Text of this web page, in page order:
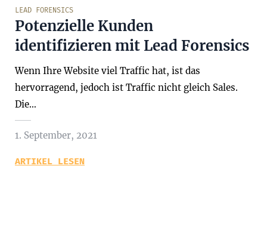
LEAD FORENSICS
Potenzielle Kunden
identifizieren mit Lead Forensics
Wenn Ihre Website viel Traffic hat, ist das
hervorragend, jedoch ist Traffic nicht gleich Sales.
Die…
1. September, 2021
ARTIKEL LESEN